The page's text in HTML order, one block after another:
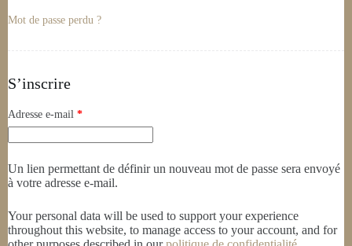
Mot de passe perdu ?
S’inscrire
Adresse e-mail *
Un lien permettant de définir un nouveau mot de passe sera envoyé
à votre adresse e-mail.
Your personal data will be used to support your experience
throughout this website, to manage access to your account, and for